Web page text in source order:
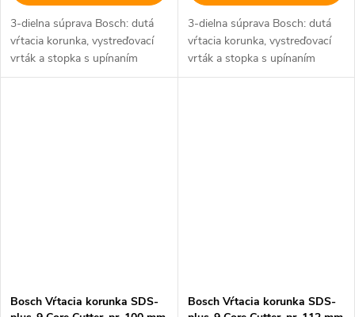
3-dielna súprava Bosch: dutá
vŕtacia korunka, vystreďovací
vrták a stopka s upínaním
SDS-plus.
3-dielna súprava Bosch: dutá
vŕtacia korunka, vystreďovací
vrták a stopka s upínaním
SDS-plus.
Bosch Vŕtacia korunka SDS-
Bosch Vŕtacia korunka SDS-